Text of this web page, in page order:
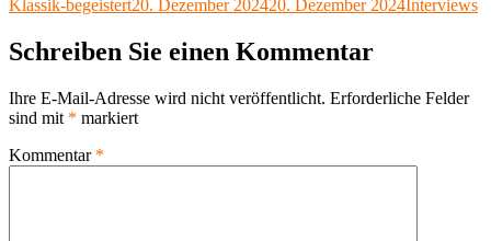
X
Klassik-begeistert20. Dezember 202420. Dezember 2024 Interviews
Schreiben Sie einen Kommentar
Ihre E-Mail-Adresse wird nicht veröffentlicht. Erforderliche Felder
sind mit * markiert
Kommentar *